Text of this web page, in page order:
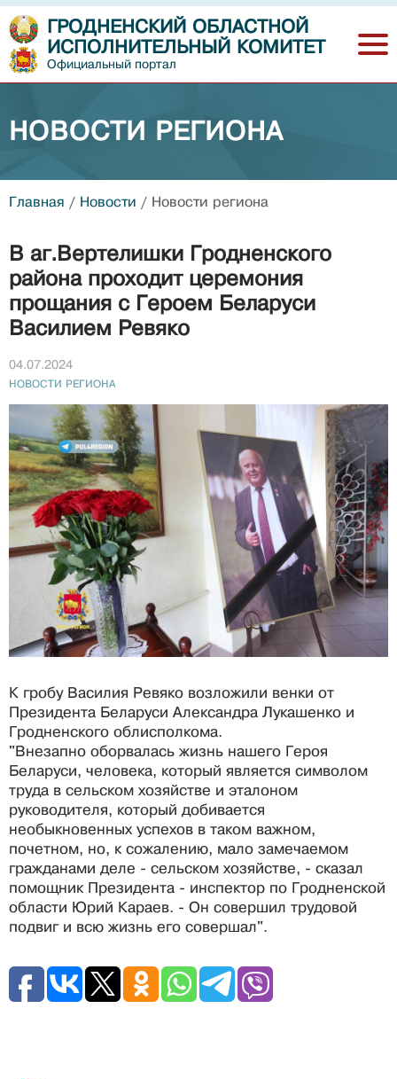
ГРОДНЕНСКИЙ ОБЛАСТНОЙ
ИСПОЛНИТЕЛЬНЫЙ КОМИТЕТ
Официальный портал
НОВОСТИ РЕГИОНА
Главная / Новости / Новости региона
В аг.Вертелишки Гродненского
района проходит церемония
прощания с Героем Беларуси
Василием Ревяко
04.07.2024
НОВОСТИ РЕГИОНА
К гробу Василия Ревяко возложили венки от
Президента Беларуси Александра Лукашенко и
Гродненского облисполкома.
"Внезапно оборвалась жизнь нашего Героя
Беларуси, человека, который является символом
труда в сельском хозяйстве и эталоном
руководителя, который добивается
необыкновенных успехов в таком важном,
почетном, но, к сожалению, мало замечаемом
гражданами деле - сельском хозяйстве, - сказал
помощник Президента - инспектор по Гродненской
области Юрий Караев. - Он совершил трудовой
подвиг и всю жизнь его совершал".